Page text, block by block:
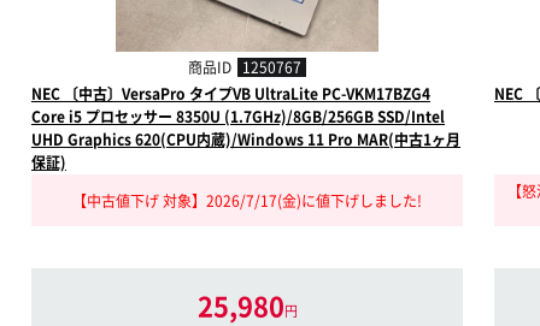
商品ID 1250767
NEC 〔中古〕VersaPro タイプVB UltraLite PC-VKM17BZG4
Core i5 プロセッサー 8350U (1.7GHz)/8GB/256GB SSD/Intel
UHD Graphics 620(CPU内蔵)/Windows 11 Pro MAR(中古1ヶ月
保証)
【中古値下げ 対象】2026/7/17(金)に値下げしました!
25,980円
NEC
【